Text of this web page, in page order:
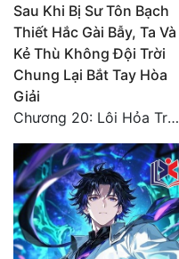
Sau Khi Bị Sư Tôn Bạch
Thiết Hắc Gài Bẫy, Ta Và
Kẻ Thù Không Đội Trời
Chung Lại Bắt Tay Hòa
Giải
Chương 20: Lôi Hỏa Trường Minh (Hết)